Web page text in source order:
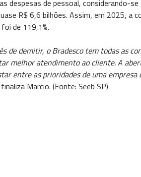
despesas de pessoal, considerando-
R$ 6,6 bilhões. Assim, em 2025, a
de 119,1%.
de demitir, o Bradesco tem todas as
melhor atendimento ao cliente. A
entre as prioridades de uma empresa
Marcio. (Fonte: Seeb SP)